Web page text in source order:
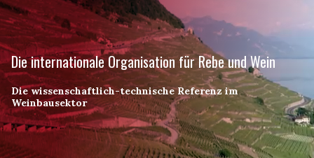
Die internationale Organisation für Rebe und Wein
Die wissenschaftlich-technische Referenz im
Weinbausektor